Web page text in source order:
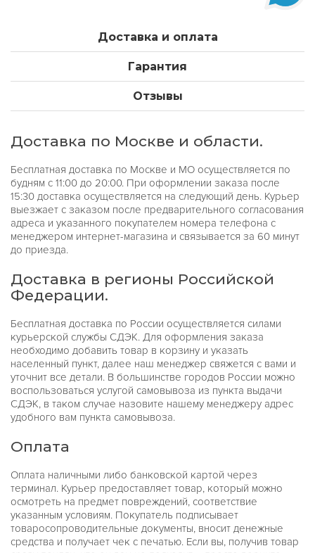
Доставка и оплата
Гарантия
Отзывы
Доставка по Москве и области.
Бесплатная доставка по Москве и МО осуществляется по
будням с 11:00 до 20:00. При оформлении заказа после
15:30 доставка осуществляется на следующий день. Курьер
выезжает с заказом после предварительного согласования
адреса и указанного покупателем номера телефона с
менеджером интернет-магазина и связывается за 60 минут
до приезда.
Доставка в регионы Российской
Федерации.
Бесплатная доставка по России осуществляется силами
курьерской службы СДЭК. Для оформления заказа
необходимо добавить товар в корзину и указать
населенный пункт, далее наш менеджер свяжется с вами и
уточнит все детали. В большинстве городов России можно
воспользоваться услугой самовывоза из пункта выдачи
СДЭК, в таком случае назовите нашему менеджеру адрес
удобного вам пункта самовывоза.
Оплата
Оплата наличными либо банковской картой через
терминал. Курьер предоставляет товар, который можно
осмотреть на предмет повреждений, соответствие
указанным условиям. Покупатель подписывает
товаросопроводительные документы, вносит денежные
средства и получает чек с печатью. Если вы, получив товар